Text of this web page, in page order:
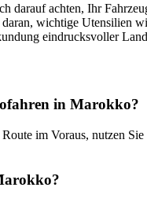
darauf achten, Ihr
wichtige Utensilien
eindrucksvoller
in Marokko?
im Voraus, nutzen